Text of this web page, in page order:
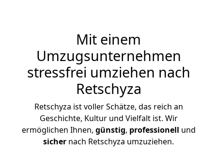
Mit einem
Umzugsunternehmen
stressfrei umziehen nach
Retschyza
Retschyza ist voller Schätze, das reich an
Geschichte, Kultur und Vielfalt ist. Wir
ermöglichen Ihnen, günstig, professionell und
sicher nach Retschyza umzuziehen.